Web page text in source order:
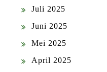
Juli 2025
Juni 2025
Mei 2025
April 2025